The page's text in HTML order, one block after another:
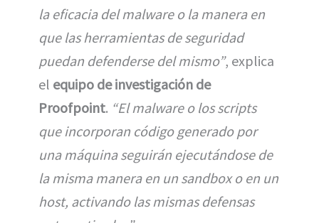
la eficacia del malware o la manera en
que las herramientas de seguridad
puedan defenderse del mismo”, explica
el equipo de investigación de
Proofpoint. “El malware o los scripts
que incorporan código generado por
una máquina seguirán ejecutándose de
la misma manera en un sandbox o en un
host, activando las mismas defensas